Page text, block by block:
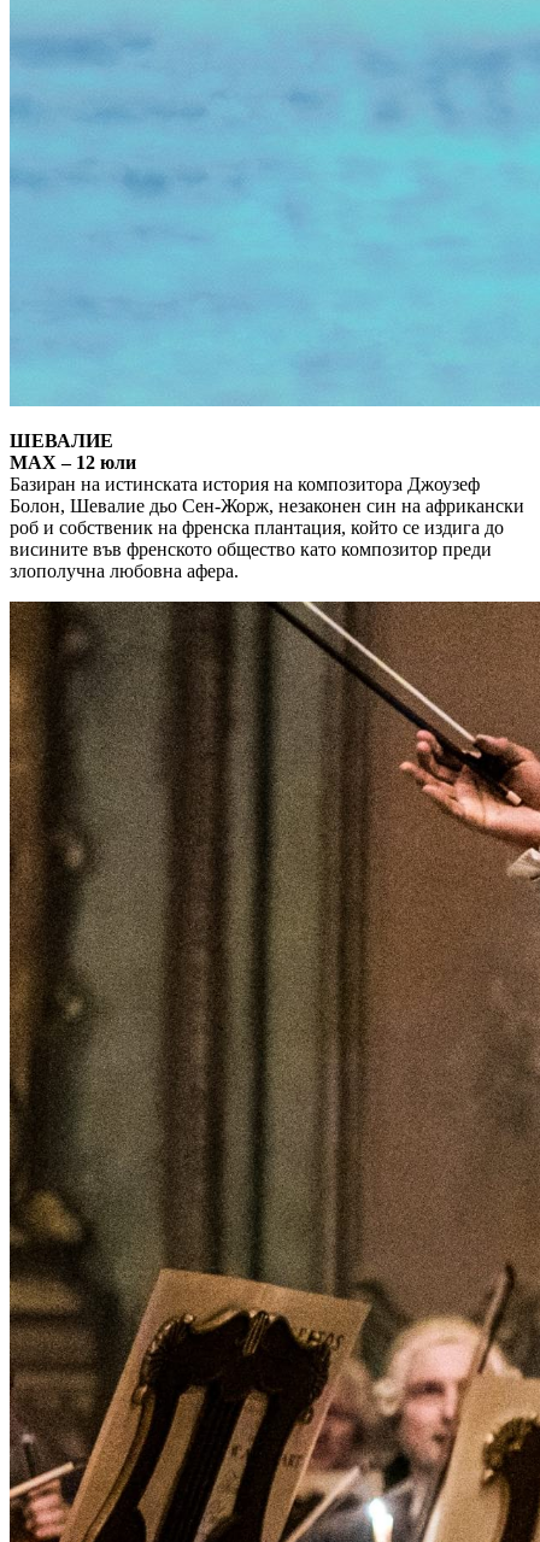
ШЕВАЛИЕ
MAX – 12 юли
Базиран на истинската история на композитора Джоузеф
Болон, Шевалие дьо Сен-Жорж, незаконен син на африкански
роб и собственик на френска плантация, който се издига до
висините във френското общество като композитор преди
злополучна любовна афера.